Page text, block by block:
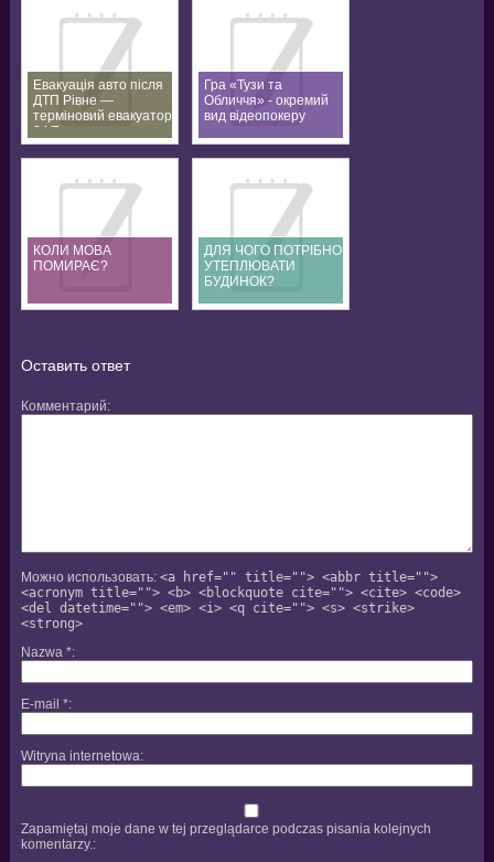
Евакуація авто після
ДТП Рівне —
терміновий евакуатор
24/7
Гра «Тузи та
Обличчя» - окремий
вид відеопокеру
КОЛИ МОВА
ПОМИРАЄ?
ДЛЯ ЧОГО ПОТРІБНО
УТЕПЛЮВАТИ
БУДИНОК?
Оставить ответ
Комментарий
Можно использовать: <a href="" title=""> <abbr title="">
<acronym title=""> <b> <blockquote cite=""> <cite> <code>
<del datetime=""> <em> <i> <q cite=""> <s> <strike>
<strong>
Nazwa *
E-mail *
Witryna internetowa
Zapamiętaj moje dane w tej przeglądarce podczas pisania kolejnych
komentarzy.